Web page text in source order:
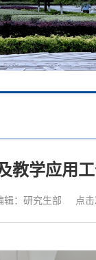
教学应用
辑：研究生部 点击